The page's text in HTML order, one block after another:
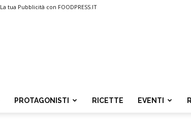
La tua Pubblicità con FOODPRESS.IT
PROTAGONISTI RICETTE EVENTI